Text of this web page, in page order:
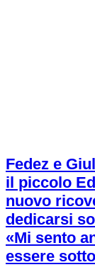
Fedez e
il piccolo
nuovo
dedicarsi
«Mi sento
essere